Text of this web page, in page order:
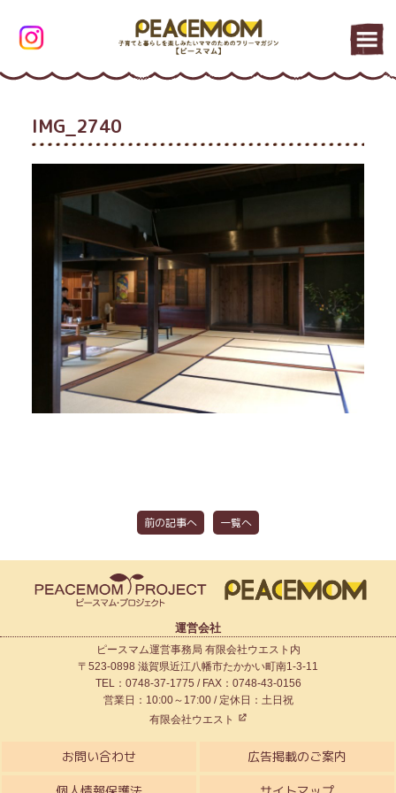
IMG_2740
前の記事へ 一覧へ
運営会社
ピースマム運営事務局 有限会社ウエスト内
〒523-0898 滋賀県近江八幡市たかかい町南1-3-11
TEL：0748-37-1775 / FAX：0748-43-0156
営業日：10:00～17:00 / 定休日：土日祝
有限会社ウエスト
お問い合わせ 広告掲載のご案内